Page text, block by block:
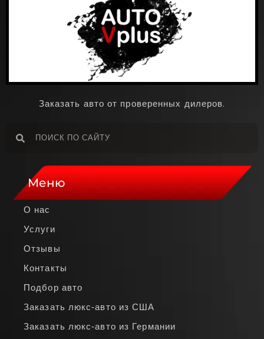
Заказать авто от проверенных дилеров.
Меню
О нас
Услуги
Отзывы
Контакты
Подбор авто
Заказать люкс‑авто из США
Заказать люкс‑авто из Германии